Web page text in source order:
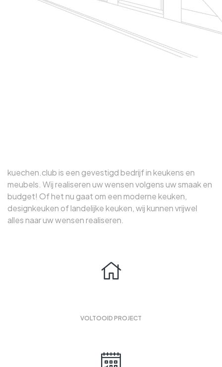
kuechen.club is een gevestigd bedrijf in keukens en
meubels. Wij realiseren uw wensen volgens uw smaak en
budget! Of het nu gaat om een ​​moderne keuken,
designkeuken of landelijke keuken, wij kunnen vrijwel
alles naar uw wensen realiseren.
VOLTOOID PROJECT